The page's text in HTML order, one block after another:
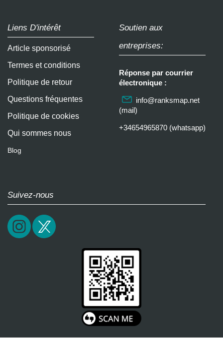
Liens D'intérêt
Article sponsorisé
Termes et conditions
Politique de retour
Questions fréquentes
Politique de cookies
Qui sommes nous
Blog
Soutien aux
entreprises:
Réponse par courrier
électronique :
info@ranksmap.net
(mail)
+34654965870 (whatsapp)
Suivez-nous